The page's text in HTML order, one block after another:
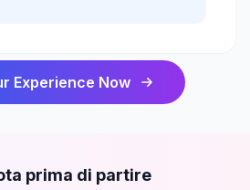
Experience Now
prima di partire